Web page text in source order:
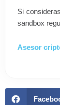
Si
sandbox
Asesor